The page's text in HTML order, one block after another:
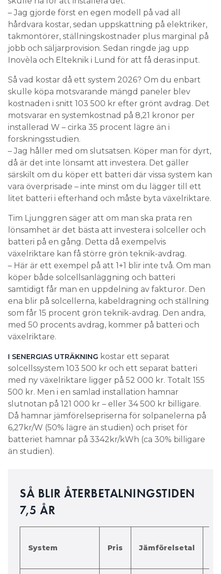
jobb och säljarprovision. Sedan ringde jag upp
Inovèla och Elteknik i Lund för att få deras input.
Så vad kostar då ett system 2026? Om du enbart
skulle köpa motsvarande mängd paneler blev
kostnaden i snitt 103 500 kr efter grönt avdrag. Det
motsvarar en systemkostnad på 8,21 kronor per
installerad W – cirka 35 procent lägre än i
forskningsstudien.
– Jag håller med om slutsatsen. Köper man för dyrt,
då är det inte lönsamt att investera. Det gäller
särskilt om du köper ett batteri där vissa system kan
vara överprisade – inte minst om du lägger till ett
litet batteri i efterhand och måste byta växelriktare.
Tim Ljunggren säger att om man ska prata ren
lönsamhet är det bästa att investera i solceller och
batteri på en gång. Detta då exempelvis
växelriktare kan få större grön teknik-avdrag.
– Här är ett exempel på att 1+1 blir inte två. Om man
köper både solcellsanläggning och batteri
samtidigt får man en uppdelning av fakturor. Den
ena blir på solcellerna, kabeldragning och ställning
som får 15 procent grön teknik-avdrag. Den andra,
med 50 procents avdrag, kommer på batteri och
växelriktare.
I SENERGIAS UTRÄKNINGkostar ett separat
solcellssystem 103 500 kr och ett separat batteri
med ny växelriktare ligger på 52 000 kr. Totalt 155
500 kr. Men i en samlad installation hamnar
slutnotan på 121 000 kr – eller 34 500 kr billigare.
Då hamnar jämförelsepriserna för solpanelerna på
6,27kr/W (50% lägre än studien) och priset för
batteriet hamnar på 3342kr/kWh (ca 30% billigare
än studien).
SÅ BLIR ÅTERBETALNINGSTIDEN
System
Bara solpaneler
500
8,04 kr/Wp